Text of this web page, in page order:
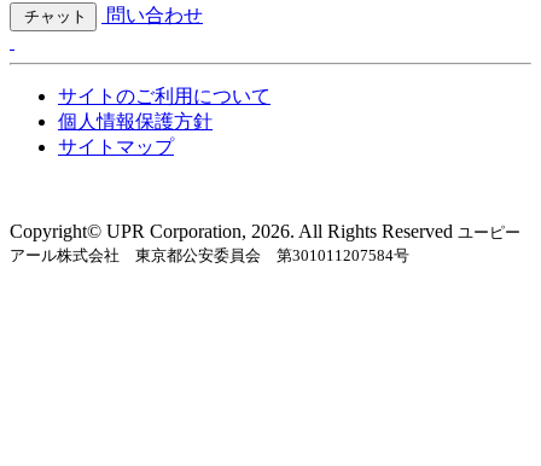
チャット 問い合わせ
サイトのご利用について
個人情報保護方針
サイトマップ
Copyright©︎ UPR Corporation, 2026. All Rights Reserved ユーピー
アール株式会社 東京都公安委員会 第301011207584号